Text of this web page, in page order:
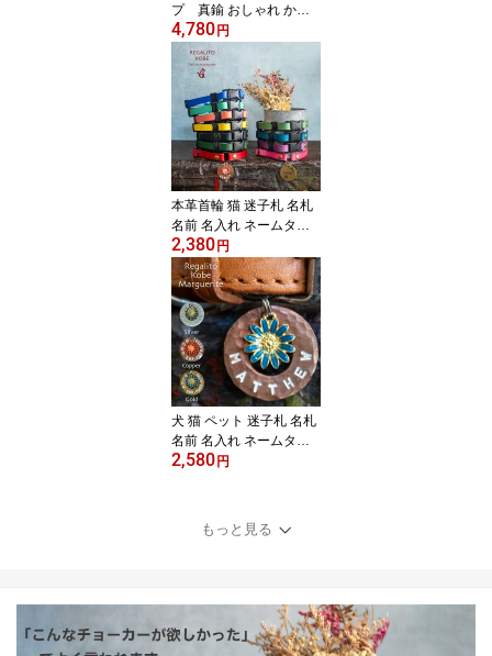
プ 真鍮 おしゃれ かわ
いい プレゼント本革とロ
ープのリードREGALITO
KOBE The Dog Leash 1
4,780円
本革首輪 猫 迷子札 名札
名前 名入れ ネームタグ
真鍮 おしゃれ かわい
い プレゼント 鈴 セ
ーフティーバックル採
用 安心設計 軽量設計
迷子札のためのネコ首輪
REGALITO KOBE The C
at Collar 迷子札は別売
2,380円
犬 猫 ペット 迷子札 名札
名前 名入れ ネームタ
グ おしゃれ プレゼン
性抜群 首輪やハーネス
に取付 マーガレット サ
2,580円
もっと見る